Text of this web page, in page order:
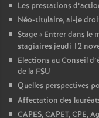
Les prestations
Néo-titulaire, ai-je
Stage « Entrer dans le
stagiaires jeudi 12
Elections au Conseil
de la FSU
Quelles perspectives
Affectation des
CAPES, CAPET,